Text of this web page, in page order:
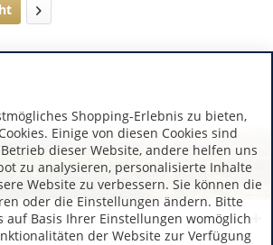
Shopping-Erlebnis zu bieten,
Einige von diesen Cookies sind
dieser Website, andere helfen uns
zu analysieren, personalisierte Inhalte
Website zu verbessern. Sie können die
oder die Einstellungen ändern. Bitte
auf Basis Ihrer Einstellungen womöglich
der Website zur Verfügung